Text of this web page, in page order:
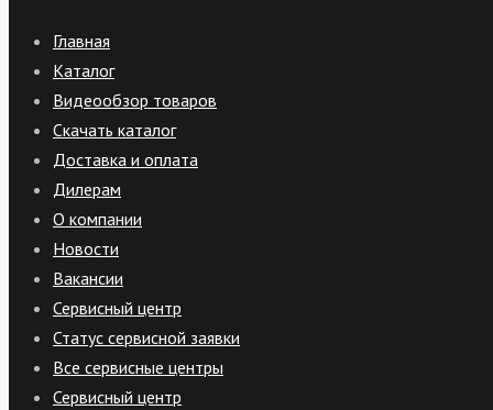
Главная
Каталог
Видеообзор товаров
Скачать каталог
Доставка и оплата
Дилерам
О компании
Новости
Вакансии
Сервисный центр
Статус сервисной заявки
Все сервисные центры
Сервисный центр